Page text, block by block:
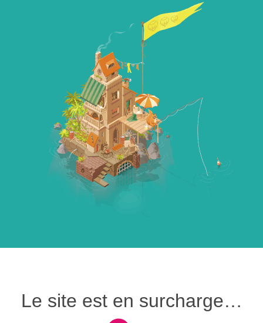
Le site est en surcharge…